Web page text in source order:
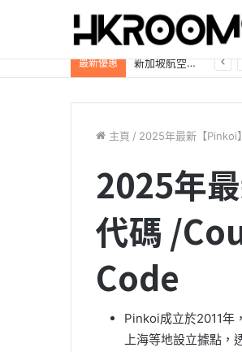
最新優惠 自駕遊必看「日本租車優惠大放送」Trip.com最高85折，首訂再享8%折扣！
主頁 / 2025年最新【
2025年
代碼 /
Code
Pinkoi成立於2011年
上海等地設立據點